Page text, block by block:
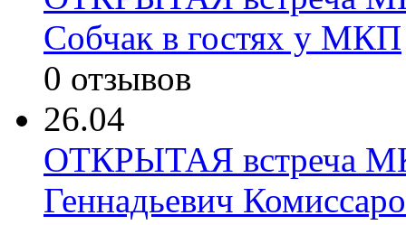
Собчак в гостях у МКП
0 отзывов
26.04
ОТКРЫТАЯ встреча
Геннадьевич